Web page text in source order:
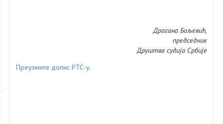
Драгана Бољевић,
председник
Друштва судија Србије
Преузмите допис РТС-у.